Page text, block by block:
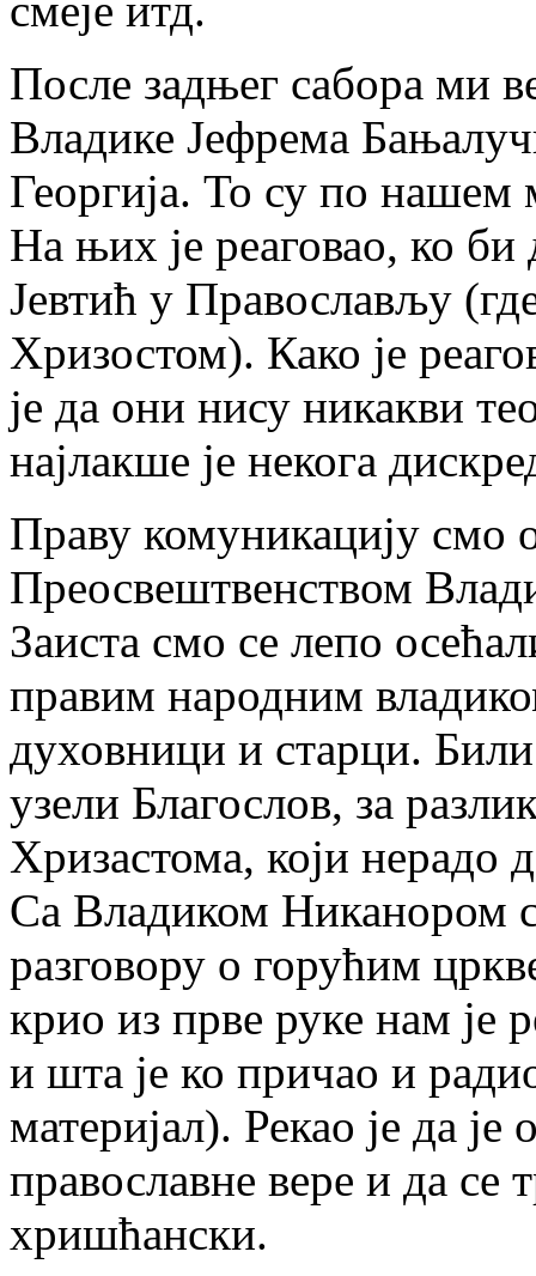
После задњег сабора ми
Владике Јефрема
Георгија. То су по
На њих је реаговао, ко би
Јевтић у Православљу
Хризостом). Како је
је да они нису никакви
најлакше је некога
Праву комуникацију смо
Преосвештвенством
Заиста смо се лепо
правим народним
духовници и старци.
узели Благослов, за
Хризастома, који нерадо
Са Владиком Никанором
разговору о горућим
крио из прве руке нам је
и шта је ко причао и
материјал). Рекао је да
православне вере и да се
хришћански.